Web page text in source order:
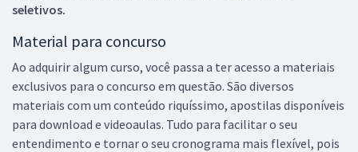
seletivos.
Material para concurso
Ao adquirir algum curso, você passa a ter acesso a materiais
exclusivos para o concurso em questão. São diversos
materiais com um conteúdo riquíssimo, apostilas disponíveis
para download e videoaulas. Tudo para facilitar o seu
entendimento e tornar o seu cronograma mais flexível, pois